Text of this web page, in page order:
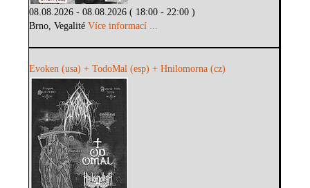
08.08.2026 - 08.08.2026 ( 18:00 - 22:00 )
Brno, VegalitéVíce informací ...
Evoken (usa) + TodoMal (esp) + Hnilomorna (cz)